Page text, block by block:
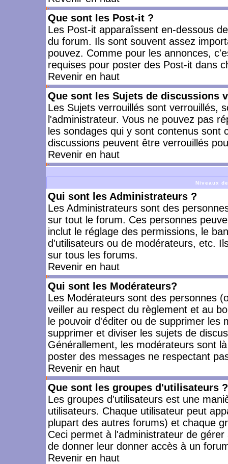
Que sont les Post-it ?
Les Post-it apparaîssent en-dessous
du forum. Ils sont souvent assez
pouvez. Comme pour les annonces,
requises pour poster des Post-it dans
Revenir en haut
Que sont les Sujets de discussions
Les Sujets verrouillés sont verrouillés,
l'administrateur. Vous ne pouvez pas
les sondages qui y sont contenus
discussions peuvent être verrouillés
Revenir en haut
Niveaux
Qui sont les Administrateurs ?
Les Administrateurs sont des
sur tout le forum. Ces personnes
inclut le réglage des permissions, le
d'utilisateurs ou de modérateurs, etc.
sur tous les forums.
Revenir en haut
Qui sont les Modérateurs?
Les Modérateurs sont des personnes
veiller au respect du règlement et au
le pouvoir d'éditer ou de supprimer les
supprimer et diviser les sujets de
Générallement, les modérateurs sont
poster des messages ne respectant
Revenir en haut
Que sont les groupes d'utilisateurs ?
Les groupes d'utilisateurs est une
utilisateurs. Chaque utilisateur peut
plupart des autres forums) et chaque
Ceci permet à l'administrateur de
de donner leur donner accès à un
Revenir en haut